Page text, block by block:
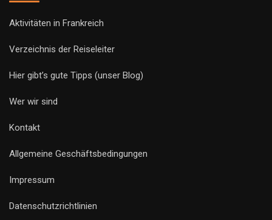
Aktivitäten in Frankreich
Verzeichnis der Reiseleiter
Hier gibt’s gute Tipps (unser Blog)
Wer wir sind
Kontakt
Allgemeine Geschäftsbedingungen
Impressum
Datenschutzrichtlinien